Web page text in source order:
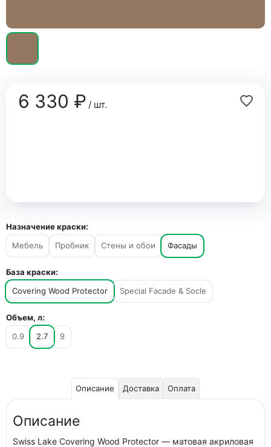
6 330 ₽/ шт.
Назначение краски:
Мебель
Пробник Стены и обои Фасады
База краски:
Covering Wood Protector
Special Facade & Socle
Объем, л:
0.9
2.7 9
Описание Доставка Оплата
Описание
Swiss Lake Covering Wood Protector — матовая акриловая